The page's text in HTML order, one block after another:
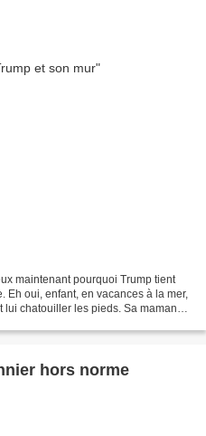
maintenant pourquoi Trump tient
Eh oui, enfant, en vacances à la mer,
chatouiller les pieds. Sa maman
hors norme